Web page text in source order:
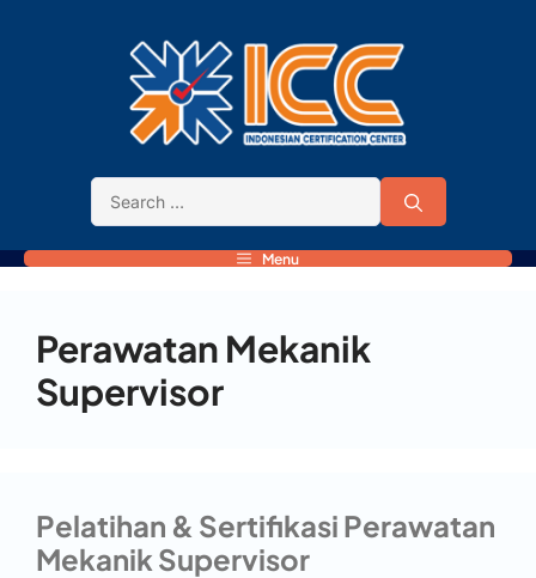
Menu
Perawatan Mekanik
Supervisor
Pelatihan & Sertifikasi Perawatan
Mekanik Supervisor